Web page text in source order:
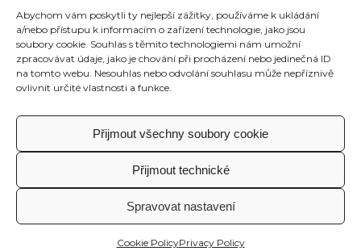
Abychom vám poskytli ty nejlepší zážitky, používáme k ukládání
a/nebo přístupu k informacím o zařízení technologie, jako jsou
soubory cookie. Souhlas s těmito technologiemi nám umožní
zpracovávat údaje, jako je chování při procházení nebo jedinečná ID
na tomto webu. Nesouhlas nebo odvolání souhlasu může nepříznivě
ovlivnit určité vlastnosti a funkce.
Přijmout všechny soubory cookie
Přijmout technické
Spravovat nastavení
Cookie PolicyPrivacy Policy